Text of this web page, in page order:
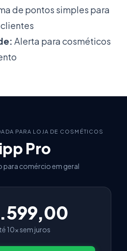
de pontos simples para
Alerta para cosméticos
PARA LOJA DE COSMÉTICOS
Pro
para comércio em geral
10x sem juros